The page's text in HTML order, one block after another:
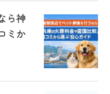
ら神
ミか